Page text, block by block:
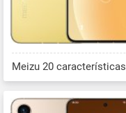
Meizu 20 características